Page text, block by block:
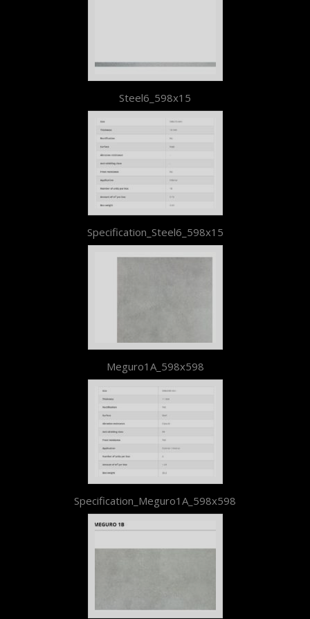
Steel6_598x15
Specification_Steel6_598x15
Meguro1A_598x598
Specification_Meguro1A_598x598